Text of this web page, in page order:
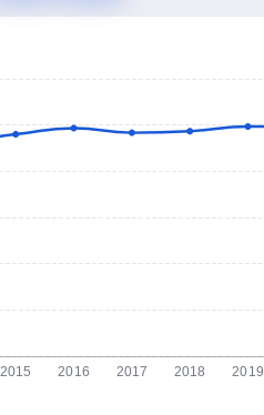
2015 2016 2017 2018 2019